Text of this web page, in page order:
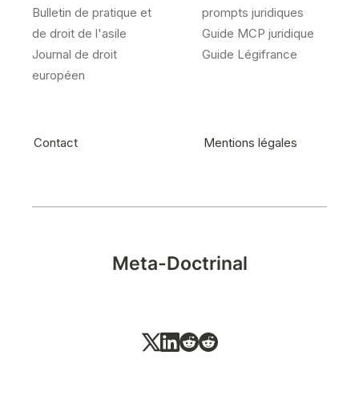
Meta-Doctrinal
Bulletin de pratique et
de droit de l'asile
Journal de droit
européen
prompts juridiques
Guide MCP juridique
Guide Légifrance
Contact Mentions légales